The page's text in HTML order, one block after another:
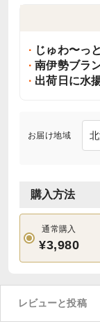
じゅわ〜っ
南伊勢ブラ
出荷日に水
お届け地域
購入方法
通常購入
¥3,980
レビューと投稿